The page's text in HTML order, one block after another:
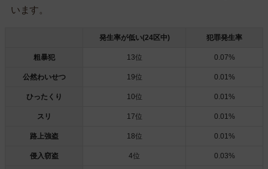
います。
発生率が低い(24区中) 犯罪発生率
粗暴犯 13位 0.07%
公然わいせつ 19位 0.01%
ひったくり 10位 0.01%
スリ 17位 0.01%
路上強盗 18位 0.01%
侵入窃盗 4位 0.03%